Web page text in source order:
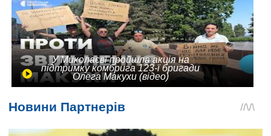
У Миколаєві пройшла акція на
підтримку комбрига 123-ї бригади
Олега Макухи (відео)